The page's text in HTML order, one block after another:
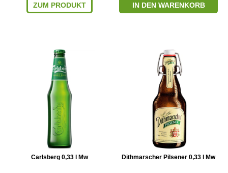
ZUM PRODUKT IN DEN WARENKORB
Carlsberg 0,33 l Mw Dithmarscher Pilsener 0,33 l Mw